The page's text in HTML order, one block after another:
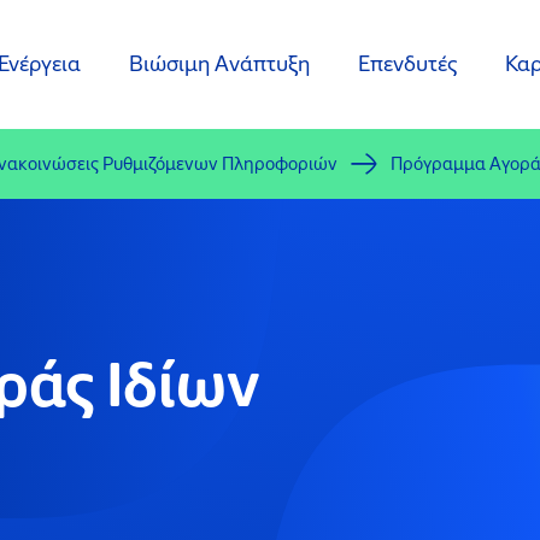
Ενέργεια Βιώσιμη Ανάπτυξη Επενδυτές
Ρυθμιζόμενων Πληροφοριών Πρόγραμμα
Ιδίων